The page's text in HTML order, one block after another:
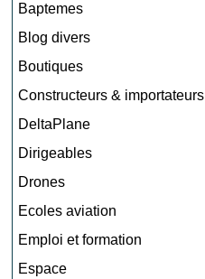
Baptemes
Blog divers
Boutiques
Constructeurs & importateurs
DeltaPlane
Dirigeables
Drones
Ecoles aviation
Emploi et formation
Espace